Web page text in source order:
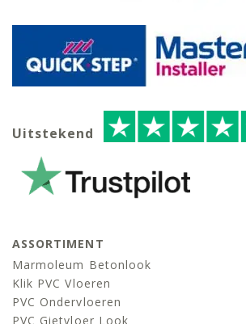
Uitstekend
ASSORTIMENT
Marmoleum Betonlook
Klik PVC Vloeren
PVC Ondervloeren
PVC Gietvloer Look